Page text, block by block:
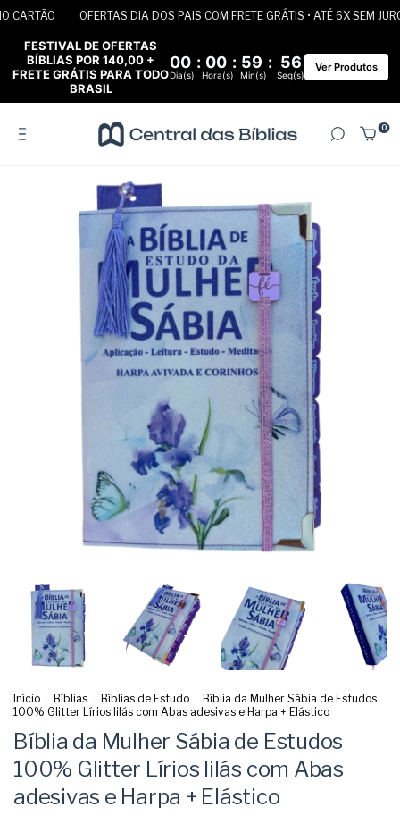
OFERTAS DIA DOS PAIS COM FRETE GRÁTIS • ATÉ 6X SEM
FESTIVAL DE OFERTAS
BÍBLIAS POR 140,00 +
FRETE GRÁTIS PARA TODO
BRASIL
00 : 00 : 59 : 56
Dia(s) Hora(s) Min(s) Seg(s)
Ver Produtos
0
Início . Bíblias . Bíblias de Estudo . Bíblia da Mulher Sábia de Estudos
100% Glitter Lírios lilás com Abas adesivas e Harpa + Elástico
Bíblia da Mulher Sábia de Estudos
100% Glitter Lírios lilás com Abas
adesivas e Harpa + Elástico